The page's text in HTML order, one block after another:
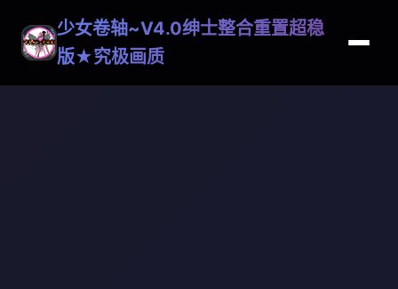
少女卷轴~V4.0绅士整合重置超稳
版★究极画质